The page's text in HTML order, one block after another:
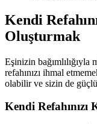
Kendi
Oluşturmak
Eşinizin bağımlılığıyla
refahınızı ihmal
olabilir ve sizin de
Kendi